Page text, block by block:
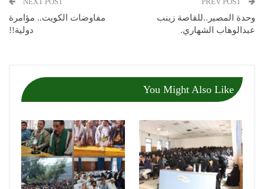
وحدة المصير..للقاصة زينب
عبدالوهاب الشهاري.
مفاوضات الكويت.. مؤامرة
دولية!!
You Might Also Like